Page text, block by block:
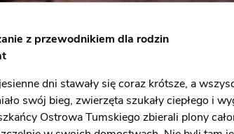
z przewodnikiem dla rodzin
dni stawały się coraz krótsze, a
swój bieg, zwierzęta szukały ciepłego i
Ostrowa Tumskiego zbierali plony